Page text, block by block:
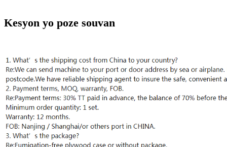
Kesyon yo poze souvan